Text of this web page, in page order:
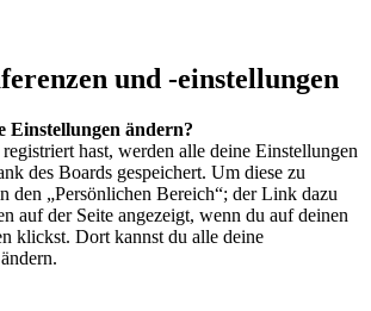
und -einstellungen
Einstellungen ändern?
hast, werden alle deine Einstellungen
des Boards gespeichert. Um diese zu
den „Persönlichen Bereich“; der Link dazu
auf der Seite angezeigt, wenn du auf deinen
klickst. Dort kannst du alle deine